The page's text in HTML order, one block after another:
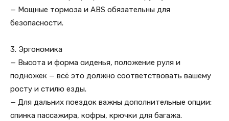
— Мощные тормоза и ABS обязательны для
безопасности.
3. Эргономика
— Высота и форма сиденья, положение руля и
подножек — всё это должно соответствовать вашему
росту и стилю езды.
— Для дальних поездок важны дополнительные опции:
спинка пассажира, кофры, крючки для багажа.